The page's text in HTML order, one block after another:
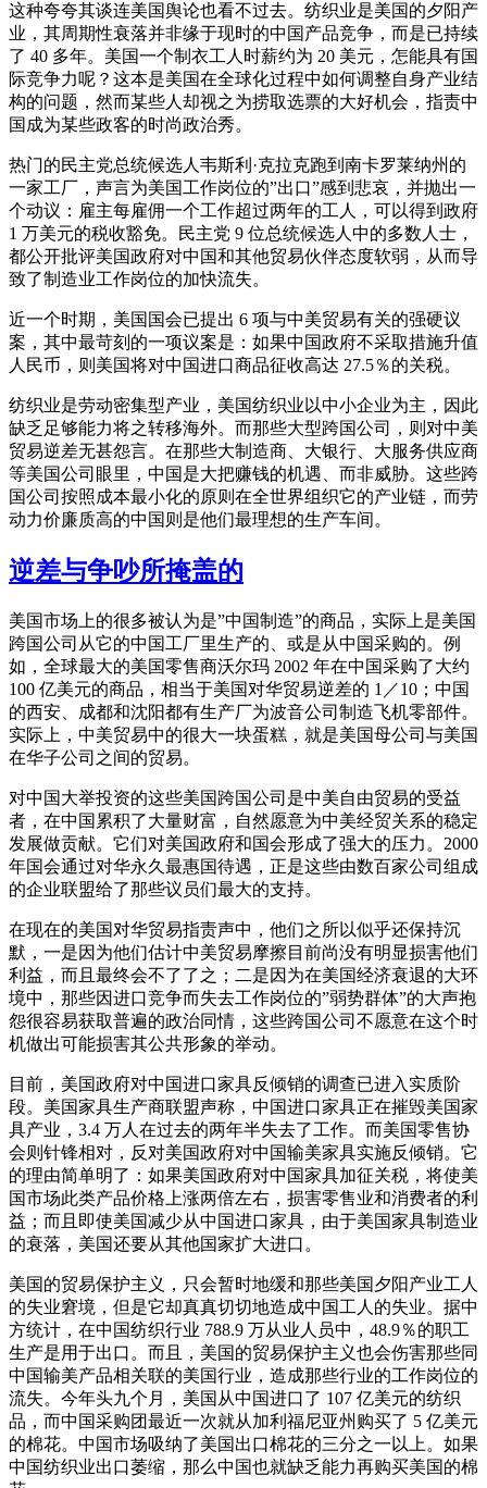
这种夸夸其谈连美国舆论也看不过去。纺织业是美国的夕阳产
业，其周期性衰落并非缘于现时的中国产品竞争，而是已持续
了 40 多年。美国一个制衣工人时薪约为 20 美元，怎能具有国
际竞争力呢？这本是美国在全球化过程中如何调整自身产业结
构的问题，然而某些人却视之为捞取选票的大好机会，指责中
国成为某些政客的时尚政治秀。
热门的民主党总统候选人韦斯利·克拉克跑到南卡罗莱纳州的
一家工厂，声言为美国工作岗位的”出口”感到悲哀，并抛出一
个动议：雇主每雇佣一个工作超过两年的工人，可以得到政府
1 万美元的税收豁免。民主党 9 位总统候选人中的多数人士，
都公开批评美国政府对中国和其他贸易伙伴态度软弱，从而导
致了制造业工作岗位的加快流失。
近一个时期，美国国会已提出 6 项与中美贸易有关的强硬议
案，其中最苛刻的一项议案是：如果中国政府不采取措施升值
人民币，则美国将对中国进口商品征收高达 27.5％的关税。
纺织业是劳动密集型产业，美国纺织业以中小企业为主，因此
缺乏足够能力将之转移海外。而那些大型跨国公司，则对中美
贸易逆差无甚怨言。在那些大制造商、大银行、大服务供应商
等美国公司眼里，中国是大把赚钱的机遇、而非威胁。这些跨
国公司按照成本最小化的原则在全世界组织它的产业链，而劳
动力价廉质高的中国则是他们最理想的生产车间。
逆差与争吵所掩盖的
美国市场上的很多被认为是”中国制造”的商品，实际上是美国
跨国公司从它的中国工厂里生产的、或是从中国采购的。例
如，全球最大的美国零售商沃尔玛 2002 年在中国采购了大约
100 亿美元的商品，相当于美国对华贸易逆差的 1／10；中国
的西安、成都和沈阳都有生产厂为波音公司制造飞机零部件。
实际上，中美贸易中的很大一块蛋糕，就是美国母公司与美国
在华子公司之间的贸易。
对中国大举投资的这些美国跨国公司是中美自由贸易的受益
者，在中国累积了大量财富，自然愿意为中美经贸关系的稳定
发展做贡献。它们对美国政府和国会形成了强大的压力。2000
年国会通过对华永久最惠国待遇，正是这些由数百家公司组成
的企业联盟给了那些议员们最大的支持。
在现在的美国对华贸易指责声中，他们之所以似乎还保持沉
默，一是因为他们估计中美贸易摩擦目前尚没有明显损害他们
利益，而且最终会不了了之；二是因为在美国经济衰退的大环
境中，那些因进口竞争而失去工作岗位的”弱势群体”的大声抱
怨很容易获取普遍的政治同情，这些跨国公司不愿意在这个时
机做出可能损害其公共形象的举动。
目前，美国政府对中国进口家具反倾销的调查已进入实质阶
段。美国家具生产商联盟声称，中国进口家具正在摧毁美国家
具产业，3.4 万人在过去的两年半失去了工作。而美国零售协
会则针锋相对，反对美国政府对中国输美家具实施反倾销。它
的理由简单明了：如果美国政府对中国家具加征关税，将使美
国市场此类产品价格上涨两倍左右，损害零售业和消费者的利
益；而且即使美国减少从中国进口家具，由于美国家具制造业
的衰落，美国还要从其他国家扩大进口。
美国的贸易保护主义，只会暂时地缓和那些美国夕阳产业工人
的失业窘境，但是它却真真切切地造成中国工人的失业。据中
方统计，在中国纺织行业 788.9 万从业人员中，48.9％的职工
生产是用于出口。而且，美国的贸易保护主义也会伤害那些同
中国输美产品相关联的美国行业，造成那些行业的工作岗位的
流失。今年头九个月，美国从中国进口了 107 亿美元的纺织
品，而中国采购团最近一次就从加利福尼亚州购买了 5 亿美元
的棉花。中国市场吸纳了美国出口棉花的三分之一以上。如果
中国纺织业出口萎缩，那么中国也就缺乏能力再购买美国的棉